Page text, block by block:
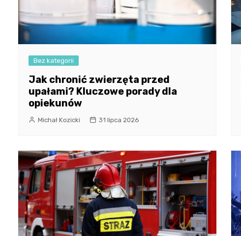
Bez kategorii
Jak chronić zwierzęta przed
upałami? Kluczowe porady dla
opiekunów
Michał Kozicki 31 lipca 2026